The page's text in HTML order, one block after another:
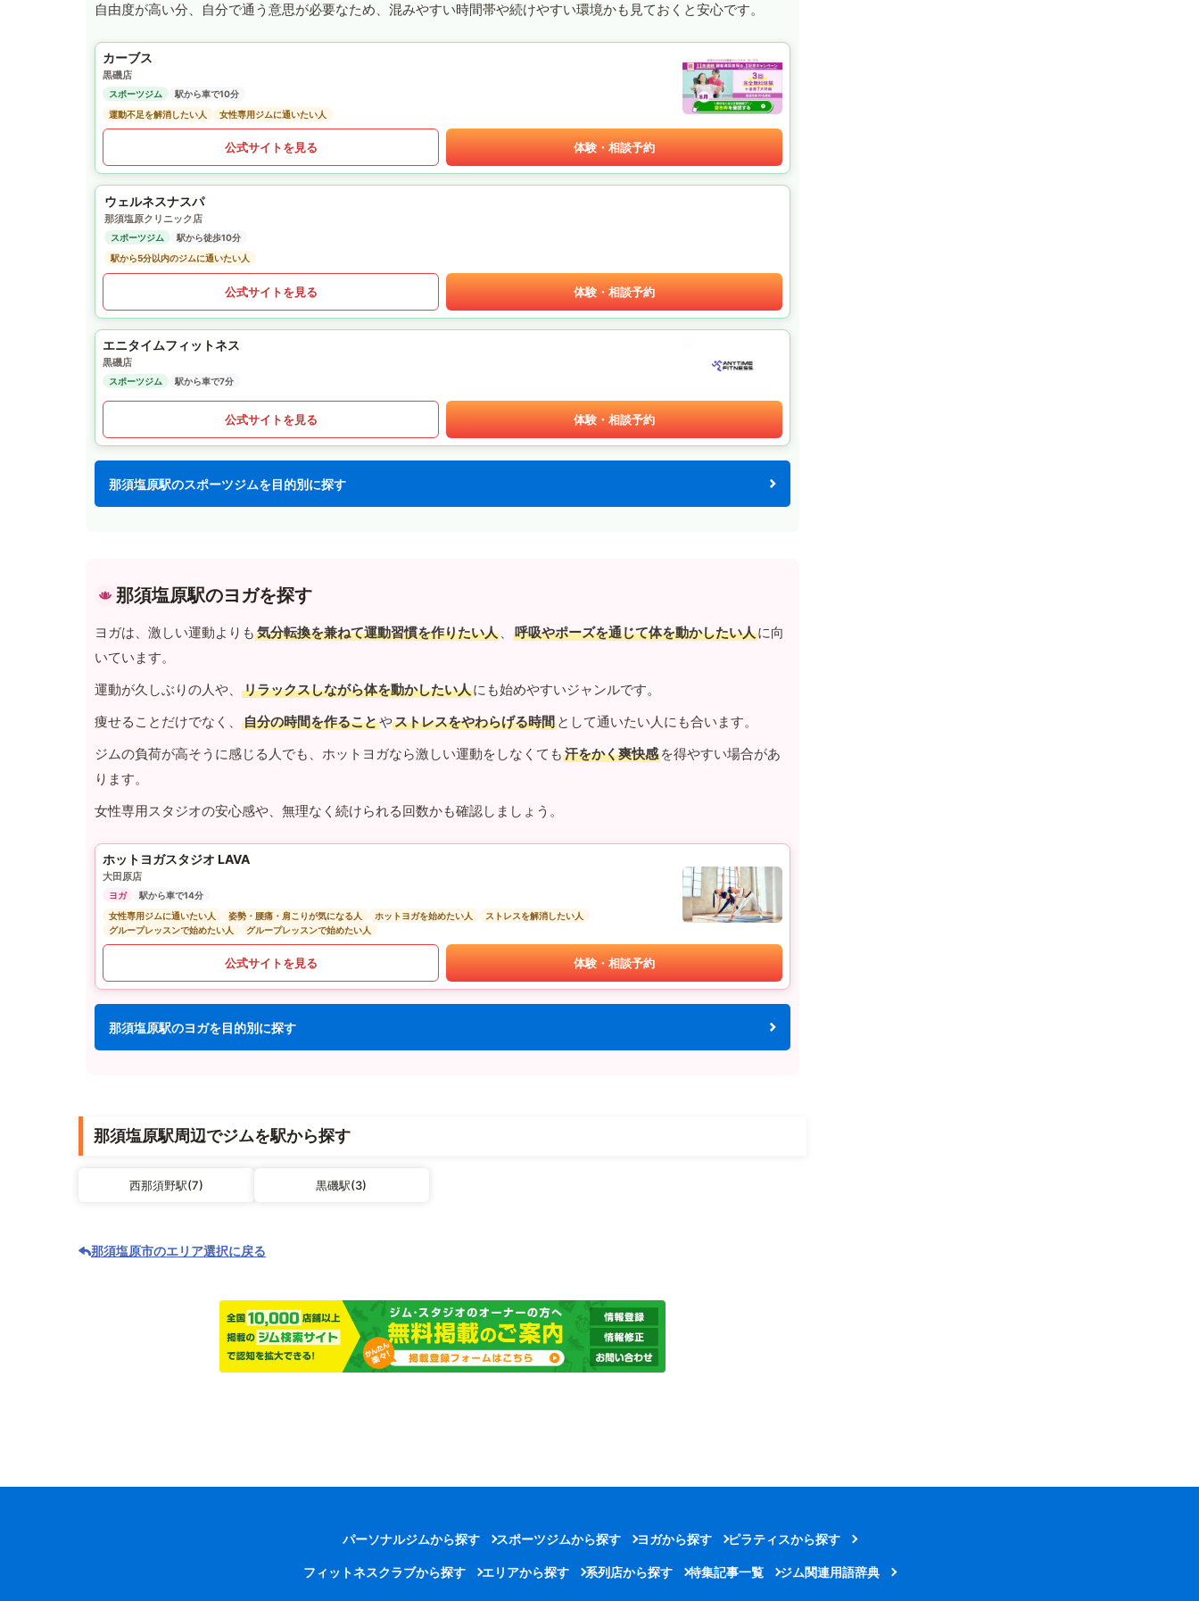
自由度が高い分、自分で通う意思が必要なため、混みやすい時間帯や続けやすい環境かも見ておくと安心です。
カーブス
黒磯店
スポーツジム
駅から車で10分
運動不足を解消したい人
女性専用ジムに通いたい人
公式サイトを見る 体験・相談予約
ウェルネスナスパ
那須塩原クリニック店
スポーツジム
駅から徒歩10分
駅から5分以内のジムに通いたい人
公式サイトを見る 体験・相談予約
エニタイムフィットネス
黒磯店
スポーツジム 駅から車で7分
公式サイトを見る 体験・相談予約
那須塩原駅のスポーツジムを目的別に探す
那須塩原駅のヨガを探す
ヨガは、激しい運動よりも 気分転換を兼ねて運動習慣を作りたい人 、 呼吸やポーズを通じて体を動かしたい人に向
いています。
運動が久しぶりの人や、
リラックスしながら体を動かしたい人にも始めやすいジャンルです。
痩せることだけでなく、
自分の時間を作ることやストレスをやわらげる時間 として通いたい人にも合います。
ジムの負荷が高そうに感じる人でも、ホットヨガなら激しい運動をしなくても 汗をかく爽快感 を得やすい場合があ
ります。
女性専用スタジオの安心感や、無理なく続けられる回数かも確認しましょう。
ホットヨガスタジオ LAVA
大田原店
ヨガ
駅から車で14分
女性専用ジムに通いたい人
姿勢・腰痛・肩こりが気になる人 ホットヨガを始めたい人
ストレスを解消したい人
グループレッスンで始めたい人
グループレッスンで始めたい人
公式サイトを見る 体験・相談予約
那須塩原駅のヨガを目的別に探す
那須塩原駅周辺でジムを駅から探す
西那須野駅(7) 黒磯駅(3)
那須塩原市のエリア選択に戻る
パーソナルジムから探す スポーツジムから探す ヨガから探す ピラティスから探す
フィットネスクラブから探す エリアから探す 系列店から探す 特集記事一覧 ジム関連用語辞典